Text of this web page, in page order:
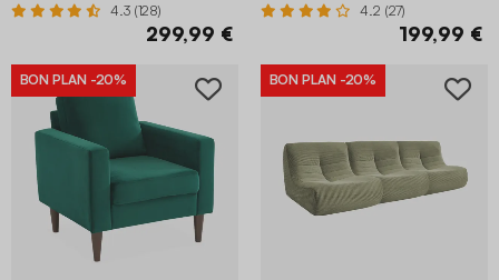
4.3 (128)
299,99 €
4.2 (27)
199,99 €
BON PLAN -20% BON PLAN -20%